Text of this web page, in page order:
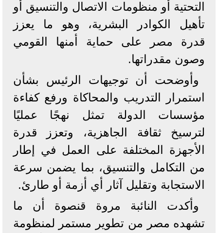
التحتية أو منظومات الاتصال والتنسيق أو
تأهيل الكوادر البشرية، وهو ما يعزز
قدرة مصر على حماية أمنها القومي
وصون مقدراتها.
وأوضحت أن توجيهات الرئيس بشأن
استمرار التدريب والمحاكاة ورفع كفاءة
مؤسسات الدولة تمثل نهجًا عمليًا
لترسيخ ثقافة الجاهزية، وتعزز قدرة
الأجهزة المختلفة على العمل في إطار
من التكامل والتنسيق، بما يضمن سرعة
الاستجابة وتقليل آثار أي أزمة أو طارئ.
وأكدت النائبة مروة قنصوة أن ما
تشهده مصر من تطوير مستمر لمنظومة